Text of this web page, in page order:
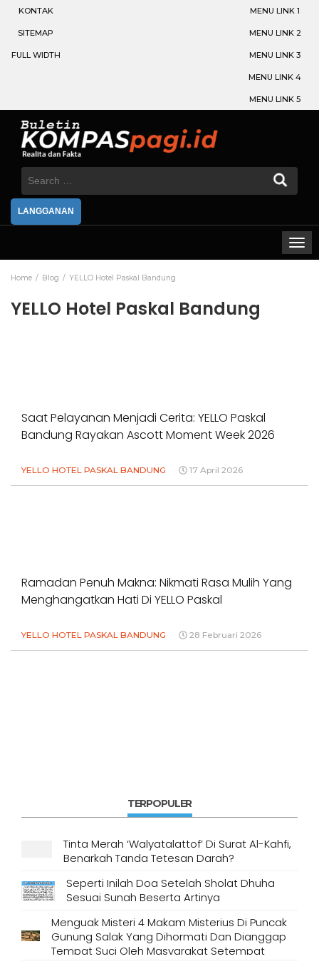
KONTAK
SITEMAP
FULL WIDTH
MENU LINK 1
MENU LINK 2
MENU LINK 3
MENU LINK 4
MENU LINK 5
Search
LANGGANAN
Home Blog YELLO Hotel Paskal Bandung
YELLO Hotel Paskal Bandung
Saat Pelayanan Menjadi Cerita: YELLO Paskal
Bandung Rayakan Ascott Moment Week 2026
YELLO HOTEL PASKAL BANDUNG 17 April 2026
Ramadan Penuh Makna: Nikmati Rasa Mulih Yang
Menghangatkan Hati Di YELLO Paskal
YELLO HOTEL PASKAL BANDUNG 28 Februari 2026
TERPOPULER
Tinta Merah ‘Walyatalattof’ Di Surat Al-Kahfi,
Benarkah Tanda Tetesan Darah?
Seperti Inilah Doa Setelah Sholat Dhuha
Sesuai Sunah Beserta Artinya
Menguak Misteri 4 Makam Misterius Di Puncak
Gunung Salak Yang Dihormati Dan Dianggap
Tempat Suci Oleh Masyarakat Setempat